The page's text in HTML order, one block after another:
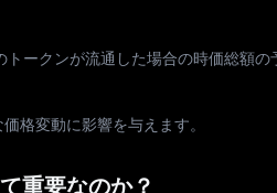
ークンが流通した場合の時価総額の
格変動に影響を与えます。
重要なのか？